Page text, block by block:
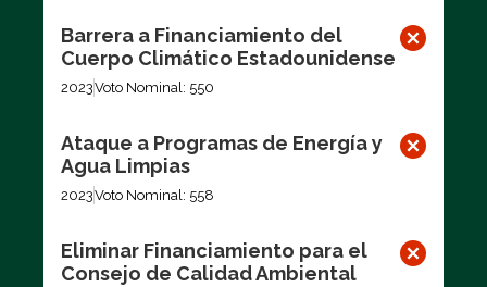
Barrera a Financiamiento del
Cuerpo Climático Estadounidense
2023Voto Nominal: 550
Ataque a Programas de Energía y
Agua Limpias
2023Voto Nominal: 558
Eliminar Financiamiento para el
Consejo de Calidad Ambiental